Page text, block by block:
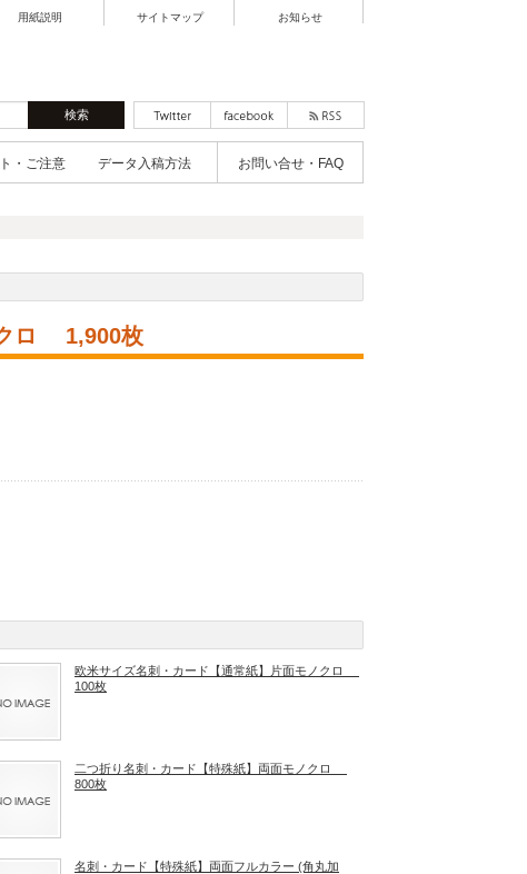
用紙説明 サイトマップ お知らせ
・ご注意 データ入稿方法 お問い合せ・FAQ
クロ 1,900枚
欧米サイズ名刺・カード【通常紙】片面モノクロ
100枚
二つ折り名刺・カード【特殊紙】両面モノクロ
800枚
名刺・カード【特殊紙】両面フルカラー (角丸加